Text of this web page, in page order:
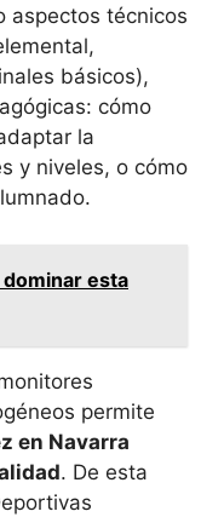
aspectos técnicos
básicos),
cómo
la
y niveles, o cómo
esta
permite
en Navarra
. De esta